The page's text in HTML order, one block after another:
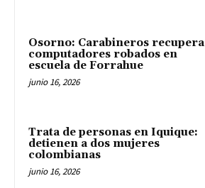
Osorno: Carabineros recupera
computadores robados en
escuela de Forrahue
junio 16, 2026
Trata de personas en Iquique:
detienen a dos mujeres
colombianas
junio 16, 2026